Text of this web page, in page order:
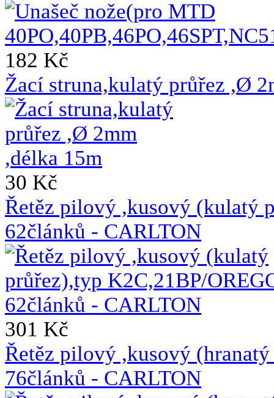
182 Kč
Žací struna,kulatý průřez ,Ø
30 Kč
Řetěz pilový ,kusový (kulatý
62článků - CARLTON
301 Kč
Řetěz pilový ,kusový
76článků - CARLTON